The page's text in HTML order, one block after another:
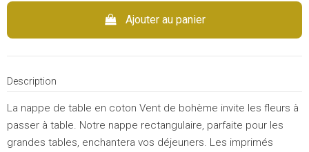
Ajouter au panier
Description
La nappe de table en coton Vent de bohème invite les fleurs à
passer à table. Notre nappe rectangulaire, parfaite pour les
grandes tables, enchantera vos déjeuners. Les imprimés